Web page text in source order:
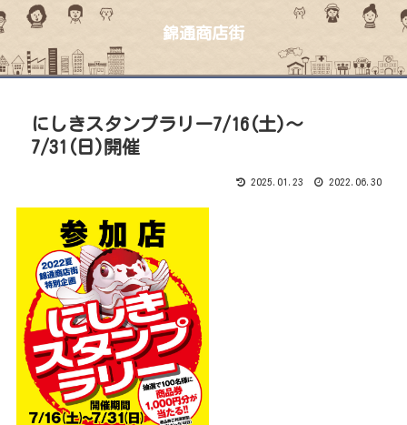
錦通商店街
にしきスタンプラリー7/16(土)〜
7/31(日)開催
2025.01.23 2022.06.30